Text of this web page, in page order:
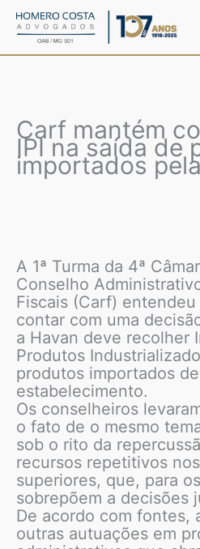
para
Carf mantém
IPI na saída de
importados
A 1ª Turma da 4ª
Conselho
Fiscais (Carf)
contar com uma
a Havan deve recolher
Produtos
produtos importados
estabelecimento.
Os conselheiros
o fato de o mesmo
sob o rito da
recursos repetitivos
superiores, que, para
sobrepõem a decisões
De acordo com fontes,
outras autuações em